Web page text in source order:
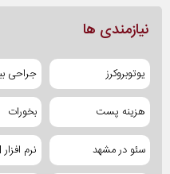
نیازمندی ها
یوتوبروکرز جراحی
هزینه پست بخورات
سئو در مشهد نرم افزار CRM